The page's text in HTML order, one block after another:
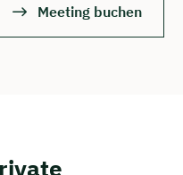
Meeting buchen